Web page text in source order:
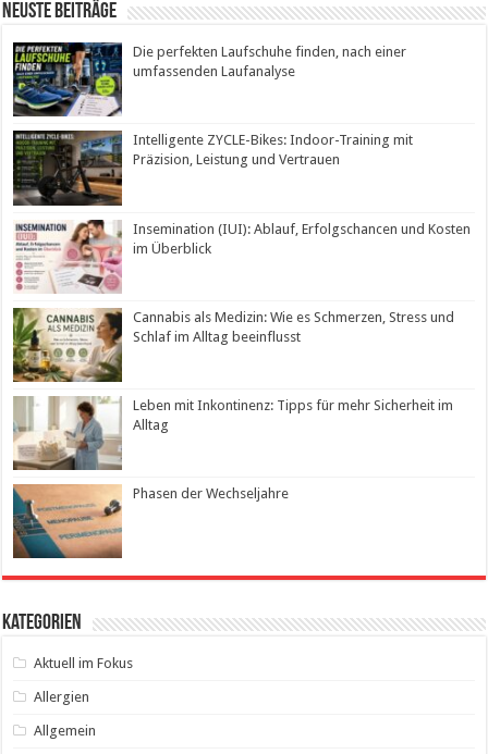
Neuste Beiträge
Die perfekten Laufschuhe finden, nach einer
umfassenden Laufanalyse
Intelligente ZYCLE-Bikes: Indoor-Training mit
Präzision, Leistung und Vertrauen
Insemination (IUI): Ablauf, Erfolgschancen und Kosten
im Überblick
Cannabis als Medizin: Wie es Schmerzen, Stress und
Schlaf im Alltag beeinflusst
Leben mit Inkontinenz: Tipps für mehr Sicherheit im
Alltag
Phasen der Wechseljahre
Kategorien
Aktuell im Fokus
Allergien
Allgemein